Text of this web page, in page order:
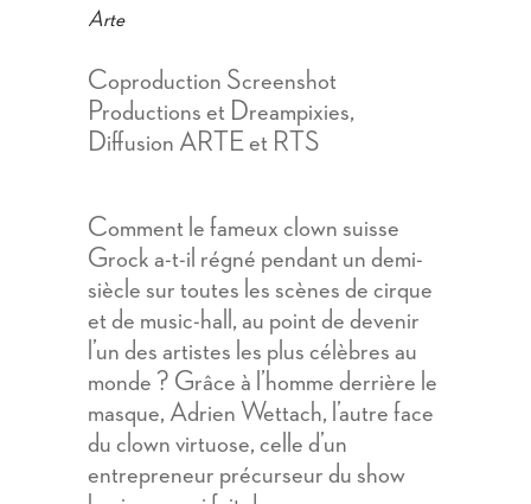
Arte
Coproduction Screenshot
Productions et Dreampixies,
Diffusion ARTE et RTS
Comment le fameux clown suisse
Grock a-t-il régné pendant un demi-
siècle sur toutes les scènes de cirque
et de music-hall, au point de devenir
l’un des artistes les plus célèbres au
monde ? Grâce à l’homme derrière le
masque, Adrien Wettach, l’autre face
du clown virtuose, celle d’un
entrepreneur précurseur du show